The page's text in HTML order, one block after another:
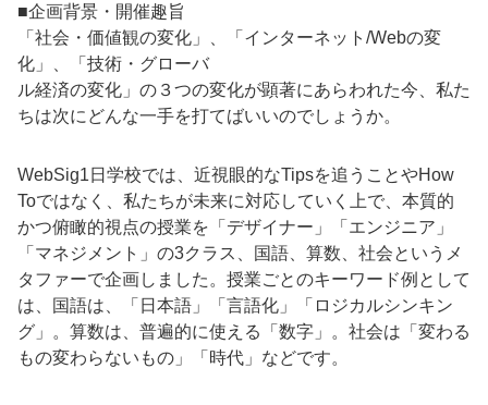
■企画背景・開催趣旨
「社会・価値観の変化」、「インターネット/Webの変
化」、「技術・グローバ
ル経済の変化」の３つの変化が顕著にあらわれた今、私た
ちは次にどんな一手を打てばいいのでしょうか。
WebSig1日学校では、近視眼的なTipsを追うことやHow
Toではなく、私たちが未来に対応していく上で、本質的
かつ俯瞰的視点の授業を「デザイナー」「エンジニア」
「マネジメント」の3クラス、国語、算数、社会というメ
タファーで企画しました。授業ごとのキーワード例として
は、国語は、「日本語」「言語化」「ロジカルシンキン
グ」。算数は、普遍的に使える「数字」。社会は「変わる
もの変わらないもの」「時代」などです。